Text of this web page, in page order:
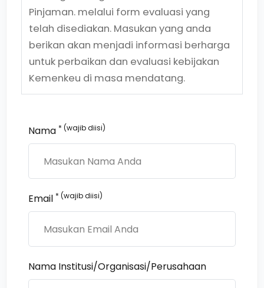
Pinjaman. melalui form evaluasi yang
telah disediakan. Masukan yang anda
berikan akan menjadi informasi berharga
untuk perbaikan dan evaluasi kebijakan
Kemenkeu di masa mendatang.
Nama * (wajib diisi)
Email * (wajib diisi)
Nama Institusi/Organisasi/Perusahaan